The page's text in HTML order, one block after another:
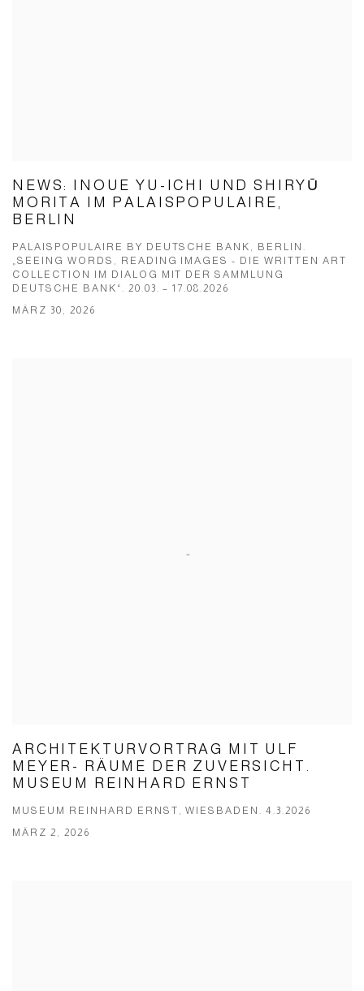
NEWS: INOUE YU-ICHI UND SHIRYŪ
MORITA IM PALAISPOPULAIRE,
BERLIN
PALAISPOPULAIRE BY DEUTSCHE BANK, BERLIN.
„SEEING WORDS, READING IMAGES - DIE WRITTEN ART
COLLECTION IM DIALOG MIT DER SAMMLUNG
DEUTSCHE BANK“. 20.03. – 17.08.2026
MÄRZ 30, 2026
ARCHITEKTURVORTRAG MIT ULF
MEYER- RÄUME DER ZUVERSICHT.
MUSEUM REINHARD ERNST
MUSEUM REINHARD ERNST, WIESBADEN. 4.3.2026
MÄRZ 2, 2026